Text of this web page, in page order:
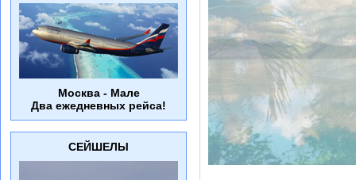
Москва - Мале
Два ежедневных рейса!
СЕЙШЕЛЫ